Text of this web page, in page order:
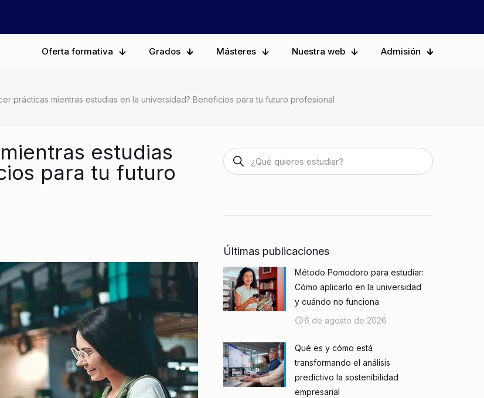
Oferta formativa Grados Másteres Nuestra web Admisión
prácticas mientras estudias en la universidad? Beneficios para tu futuro profesional
estudias
para tu futuro
Últimas publicaciones
Método Pomodoro para estudiar:
Cómo aplicarlo en la universidad
y cuándo no funciona
6 de agosto de 2026
Qué es y cómo está
transformando el análisis
predictivo la sostenibilidad
empresarial